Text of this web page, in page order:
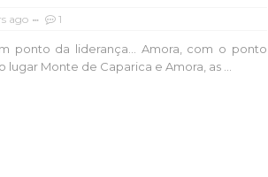
ago 1
ponto da liderança… Amora, com o ponto
Monte de Caparica e Amora, as ...